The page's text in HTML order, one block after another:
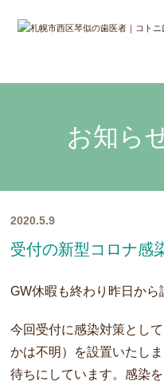
お知ら
2020.5.9
受付の新型コロナ感
GW休暇も終わり昨日から
今回受付に感染対策とし
かは不明）を設置いたし
待ちにしています。感染